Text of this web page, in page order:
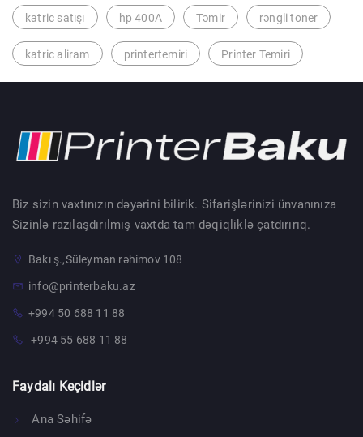
katric satışı hp 400A Təmir rəngli toner
katric aliram printertemiri Printer Temiri
Biz sizin vaxtınızın dəyərini bilirik. Sifarişlərinizi ünvanınıza
Sizinlə razılaşdırılmış vaxtda tam dəqiqliklə çatdırırıq.
Bakı ş.,Süleyman rəhimov 108
info@printerbaku.az
+994 50 688 11 88
+994 55 688 11 88
Faydalı Keçidlər
Ana Səhifə